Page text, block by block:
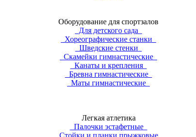
Оборудование для спортзалов
Для детского сада
Хореографические станки
Шведские стенки
Скамейки гимнастические
Канаты и крепления
Бревна гимнастические
Маты гимнастические
Легкая атлетика
Палочки эстафетные
Стойки и планки прыжковые